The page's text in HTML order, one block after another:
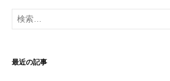
投
稿
検
索:
最近の記事